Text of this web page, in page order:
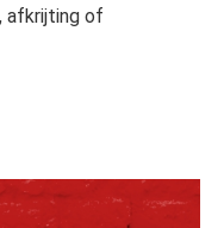
afkrijting of